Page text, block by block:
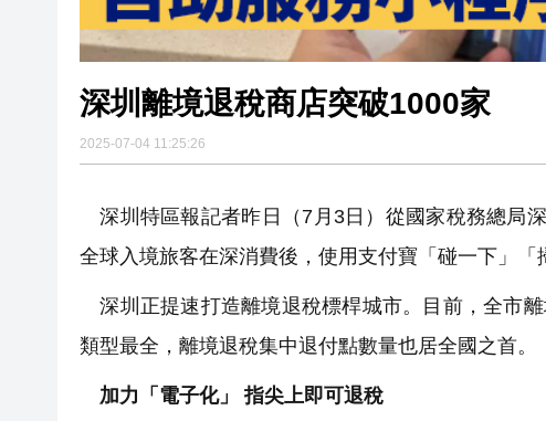
深圳離境退稅商店突破1000家
2025-07-04 11:25:26
深圳特區報記者昨日（7月3日）從國家稅務總局
全球入境旅客在深消費後，使用支付寶「碰一下」「
深圳正提速打造離境退稅標桿城市。目前，全市
類型最全，離境退稅集中退付點數量也居全國之首。
加力「電子化」 指尖上即可退稅